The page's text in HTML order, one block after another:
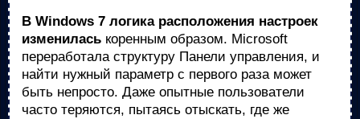
В Windows 7 логика расположения настроек
изменилась коренным образом. Microsoft
переработала структуру Панели управления, и
найти нужный параметр с первого раза может
быть непросто. Даже опытные пользователи
часто теряются, пытаясь отыскать, где же